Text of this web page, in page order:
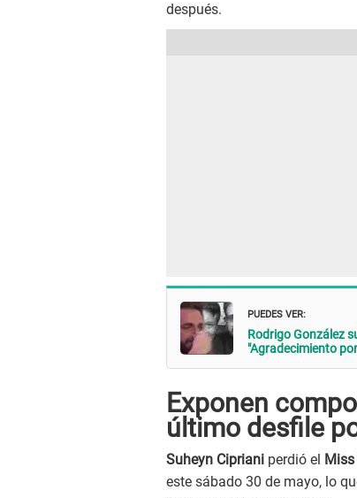
después.
PUEDES VER:
Rodrigo González
"Agradecimiento
Exponen
último desfile
Suheyn Cipriani perdió el
este sábado 30 de mayo, lo